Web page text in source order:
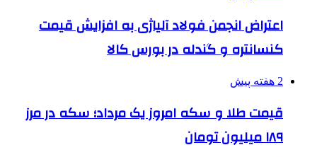
اعتراض انجمن فولاد آلیاژی به افزایش قیمت
کنسانتره و گندله در بورس کالا
2 هفته پیش
قیمت طلا و سکه امروز یک مرداد؛ سکه در مرز
۱۸۹ میلیون تومان